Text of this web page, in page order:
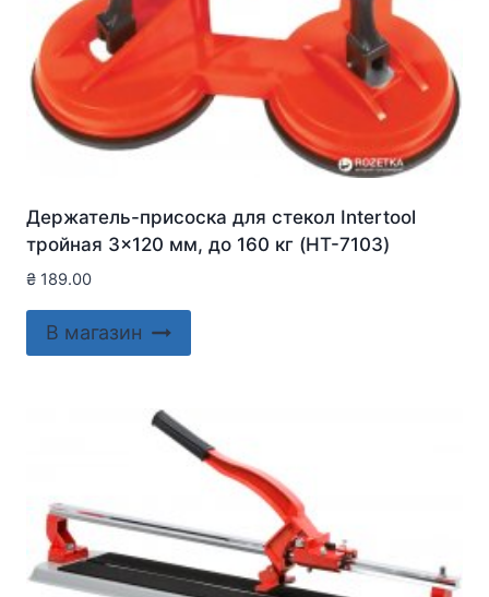
Держатель-присоска для стекол Intertool
тройная 3×120 мм, до 160 кг (HT-7103)
₴ 189.00
В магазин